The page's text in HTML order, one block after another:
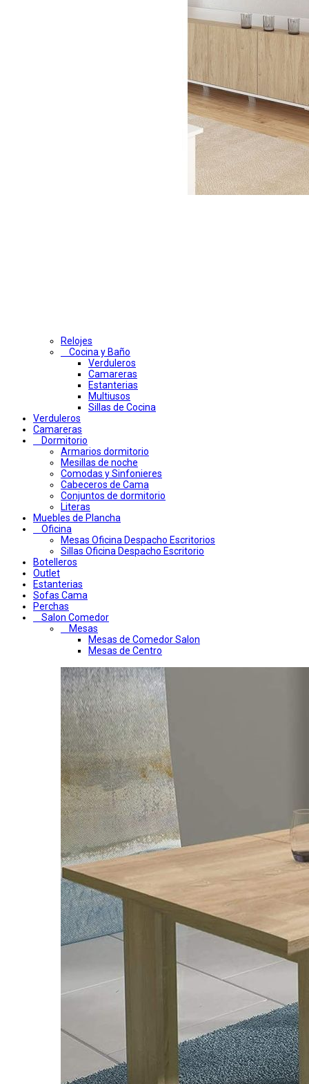
Relojes
Cocina y Baño
Verduleros
Camareras
Estanterias
Multiusos
Sillas de Cocina
Verduleros
Camareras
Dormitorio
Armarios dormitorio
Mesillas de noche
Comodas y Sinfonieres
Cabeceros de Cama
Conjuntos de dormitorio
Literas
Muebles de Plancha
Oficina
Mesas Oficina Despacho Escritorios
Sillas Oficina Despacho Escritorio
Botelleros
Outlet
Estanterias
Sofas Cama
Perchas
Salon Comedor
Mesas
Mesas de Comedor Salon
Mesas de Centro